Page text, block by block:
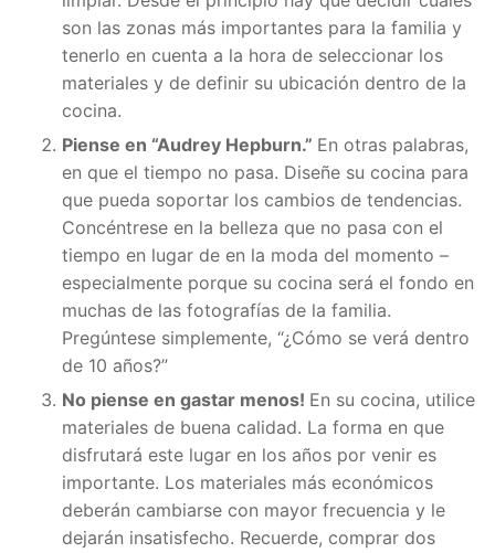
son las zonas más importantes para la familia y
tenerlo en cuenta a la hora de seleccionar los
materiales y de definir su ubicación dentro de la
cocina.
Piense en “Audrey Hepburn.” En otras palabras,
en que el tiempo no pasa. Diseñe su cocina para
que pueda soportar los cambios de tendencias.
Concéntrese en la belleza que no pasa con el
tiempo en lugar de en la moda del momento –
especialmente porque su cocina será el fondo en
muchas de las fotografías de la familia.
Pregúntese simplemente, “¿Cómo se verá dentro
de 10 años?”
No piense en gastar menos! En su cocina, utilice
materiales de buena calidad. La forma en que
disfrutará este lugar en los años por venir es
importante. Los materiales más económicos
deberán cambiarse con mayor frecuencia y le
dejarán insatisfecho. Recuerde, comprar dos